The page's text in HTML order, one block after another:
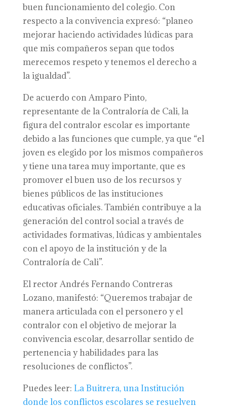
buen funcionamiento del colegio. Con
respecto a la convivencia expresó: “planeo
mejorar haciendo actividades lúdicas para
que mis compañeros sepan que todos
merecemos respeto y tenemos el derecho a
la igualdad”.
De acuerdo con Amparo Pinto,
representante de la Contraloría de Cali, la
figura del contralor escolar es importante
debido a las funciones que cumple, ya que “el
joven es elegido por los mismos compañeros
y tiene una tarea muy importante, que es
promover el buen uso de los recursos y
bienes públicos de las instituciones
educativas oficiales. También contribuye a la
generación del control social a través de
actividades formativas, lúdicas y ambientales
con el apoyo de la institución y de la
Contraloría de Cali”.
El rector Andrés Fernando Contreras
Lozano, manifestó: “Queremos trabajar de
manera articulada con el personero y el
contralor con el objetivo de mejorar la
convivencia escolar, desarrollar sentido de
pertenencia y habilidades para las
resoluciones de conflictos”.
Puedes leer: La Buitrera, una Institución
donde los conflictos escolares se resuelven